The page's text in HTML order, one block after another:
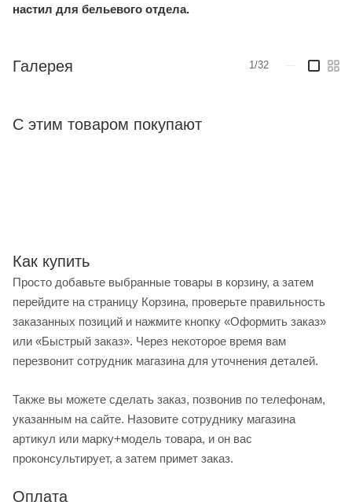
настил для бельевого отдела.
Галерея 1/32
С этим товаром покупают
Как купить
Просто добавьте выбранные товары в корзину, а затем
перейдите на страницу Корзина, проверьте правильность
заказанных позиций и нажмите кнопку «Оформить заказ»
или «Быстрый заказ». Через некоторое время вам
перезвонит сотрудник магазина для уточнения деталей.
Также вы можете сделать заказ, позвонив по телефонам,
указанным на сайте. Назовите сотруднику магазина
артикул или марку+модель товара, и он вас
проконсультирует, а затем примет заказ.
Оплата